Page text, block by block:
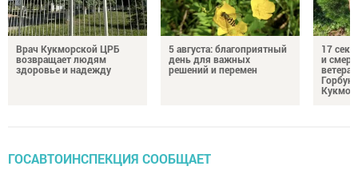
Врач Кукморской ЦРБ
возвращает людям
здоровье и надежду
5 августа: благоприятный
день для важных
решений и перемен
17
и
ГОСАВТОИНСПЕКЦИЯ СООБЩАЕТ